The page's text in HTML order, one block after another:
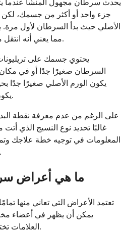
يحدث سرطان مجهول المنشأ عندما
جزء واحد أو أكثر من جسمك، لكن
الأصلي حيث بدأ السرطان لأول
مما يعني أنه انتقل من نقطة بدايته إلى مناطق أخرى.
يحتوي جسمك على تريليونات
السرطان صغيرًا جدًا أو في
يكون الورم الأصلي صغيرًا جدًا
يكون قد اختفى بعد انتشار السرطان.
على الرغم من عدم معرفة نقطة
غالبًا تحديد نوع النسيج الذي
المعلومات في توجيه خطة علاجك
كيفية مساعدتك على أفضل وجه.
ما هي أعراض
تعتمد الأعراض التي تعاني منها
العلامات تختلف اختلافًا كبيرًا من شخص لآخر.